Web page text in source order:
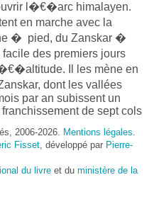
l�€�arc himalayen.
en marche avec la
� pied, du Zanskar �
des premiers jours
Il les mène en
dont les vallées
par an subissent un
de sept cols
Zanskarpa sont une
fin de printemps, la
débordent. Les Français
la joie d�€�accéder
le franchissement de
est emportée sous les
2006-2026. Mentions légales.
Fisset, développé par Pierre-
du livre et du ministère de la